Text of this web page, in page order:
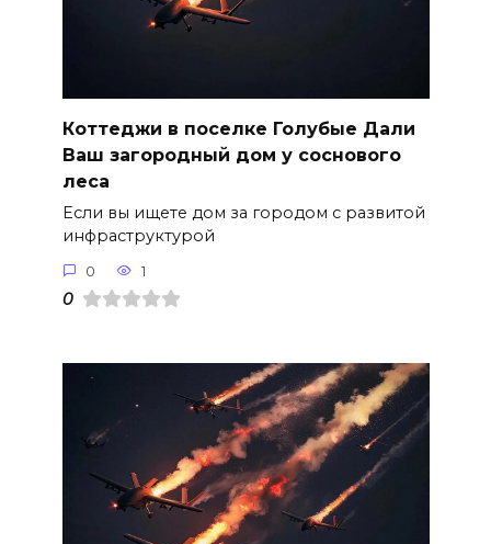
Коттеджи в поселке Голубые Дали
Ваш загородный дом у соснового
леса
Если вы ищете дом за городом с развитой
инфраструктурой
0 1
0